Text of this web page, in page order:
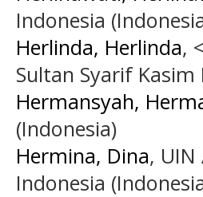
Indonesia
Herlinda, Herlinda,
Sultan Syarif Kasim
Hermansyah,
(Indonesia)
Hermina, Dina,
Indonesia